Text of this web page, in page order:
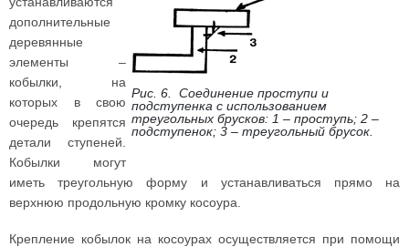
Рис. 6. Соединение проступи и
подступенка с использованием
треугольных брусков: 1 – проступь; 2 –
подступенок; 3 – треугольный брусок.
дополнительные
деревянные
элементы –
кобылки, на
которых в свою
очередь крепятся
детали ступеней.
Кобылки могут
иметь треугольную форму и устанавливаться прямо на
верхнюю продольную кромку косоура.
Крепление кобылок на косоурах осуществляется при помощи